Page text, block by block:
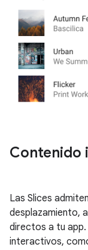
Contenido
Las Slices
desplazamiento,
directos a tu
interactivos,